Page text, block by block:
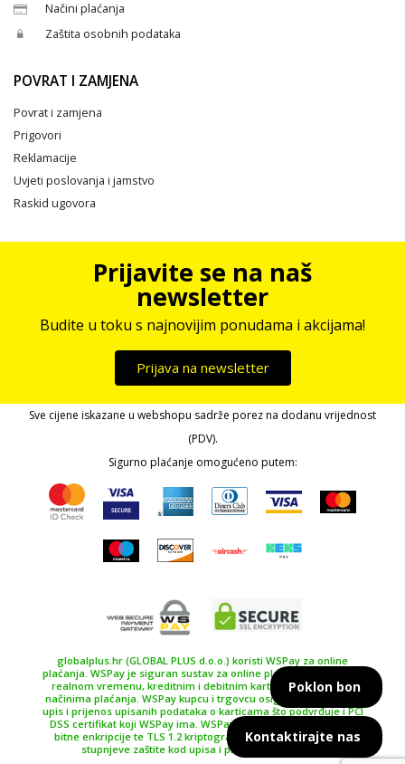
Načini plaćanja
Zaštita osobnih podataka
POVRAT I ZAMJENA
Povrat i zamjena
Prigovori
Reklamacije
Uvjeti poslovanja i jamstvo
Raskid ugovora
Prijavite se na naš
newsletter
Budite u toku s najnovijim ponudama i akcijama!
Prijava na newsletter
Sve cijene iskazane u webshopu sadrže porez na dodanu vrijednost
(PDV).
Sigurno plaćanje omogućeno putem:
globalplus.hr (GLOBAL PLUS d.o.o.) koristi WSPay za online
plaćanja. WSPay je siguran sustav za online plaćanje, plaćanje u
realnom vremenu, kreditnim i debitnim karticama te drugim
načinima plaćanja. WSPay kupcu i trgovcu osiguravaju siguran
upis i prijenos upisanih podataka o karticama što podvrđuje i PCI
DSS certifikat koji WSPay ima. WSPay koristi SSL certifikat 256
bitne enkripcije te TLS 1.2 kriptografski protokol kao najviše
stupnjeve zaštite kod upisa i prijenosa podataka.
Kontaktirajte nas
Poklon bon